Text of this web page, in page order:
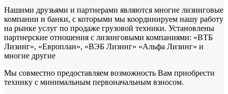
Нашими друзьями и партнерами являются многие лизинговые
компании и банки, с которыми мы координируем нашу работу
на рынке услуг по продаже грузовой техники. Установлены
партнерские отношения с лизинговыми компаниями: «ВТБ
Лизинг», «Европлан», «ВЭБ Лизинг» «Альфа Лизинг» и
многие другие
Мы совместно предоставляем возможность Вам приобрести
технику с минимальным первоначальным взносом.